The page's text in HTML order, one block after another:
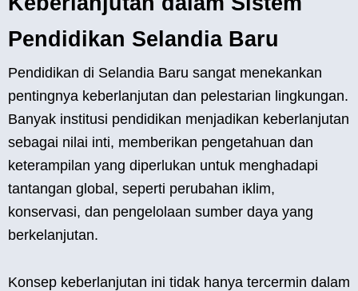
Pendidikan Selandia Baru
Pendidikan di Selandia Baru sangat menekankan
pentingnya keberlanjutan dan pelestarian lingkungan.
Banyak institusi pendidikan menjadikan keberlanjutan
sebagai nilai inti, memberikan pengetahuan dan
keterampilan yang diperlukan untuk menghadapi
tantangan global, seperti perubahan iklim,
konservasi, dan pengelolaan sumber daya yang
berkelanjutan.
Konsep keberlanjutan ini tidak hanya tercermin dalam